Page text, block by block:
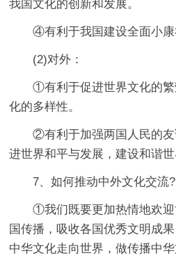
我国文化的创新和发展。
④有利于我国建设全面小康
(2)对外：
①有利于促进世界文化的
化的多样性。
②有利于加强两国人民的
进世界和平与发展，建设和谐世
7、如何推动中外文化交流?
①我们既要更加热情地欢
国传播，吸收各国优秀文明成
中华文化走向世界，做传播中